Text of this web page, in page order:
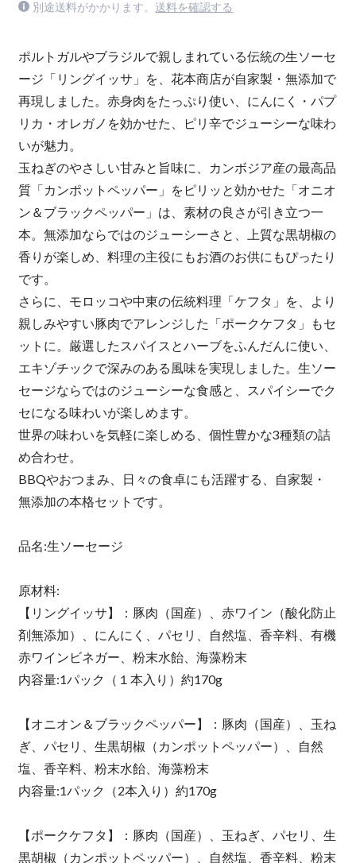
別途送料がかかります。 送料を確認する
ポルトガルやブラジルで親しまれている伝統の生ソーセ
ージ「リングイッサ」を、花本商店が自家製・無添加で
再現しました。赤身肉をたっぷり使い、にんにく・パプ
リカ・オレガノを効かせた、ピリ辛でジューシーな味わ
いが魅力。
玉ねぎのやさしい甘みと旨味に、カンボジア産の最高品
質「カンポットペッパー」をピリッと効かせた「オニオ
ン＆ブラックペッパー」は、素材の良さが引き立つ一
本。無添加ならではのジューシーさと、上質な黒胡椒の
香りが楽しめ、料理の主役にもお酒のお供にもぴったり
です。
さらに、モロッコや中東の伝統料理「ケフタ」を、より
親しみやすい豚肉でアレンジした「ポークケフタ」もセ
ットに。厳選したスパイスとハーブをふんだんに使い、
エキゾチックで深みのある風味を実現しました。生ソー
セージならではのジューシーな食感と、スパイシーでク
セになる味わいが楽しめます。
世界の味わいを気軽に楽しめる、個性豊かな3種類の詰
め合わせ。
BBQやおつまみ、日々の食卓にも活躍する、自家製・
無添加の本格セットです。
品名:生ソーセージ
原材料:
【リングイッサ】：豚肉（国産）、赤ワイン（酸化防止
剤無添加）、にんにく、パセリ、自然塩、香辛料、有機
赤ワインビネガー、粉末水飴、海藻粉末
内容量:1パック（１本入り）約170g
【オニオン＆ブラックペッパー】：豚肉（国産）、玉ね
ぎ、パセリ、生黒胡椒（カンポットペッパー）、自然
塩、香辛料、粉末水飴、海藻粉末
内容量:1パック（2本入り）約170g
【ポークケフタ】：豚肉（国産）、玉ねぎ、パセリ、生
黒胡椒（カンポットペッパー）、自然塩、香辛料、粉末